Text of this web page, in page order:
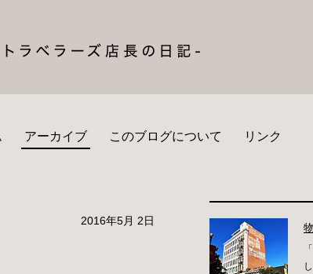
アーカイブ このブログについて リンク
2016年5月 2日